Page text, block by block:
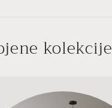
kolekcije